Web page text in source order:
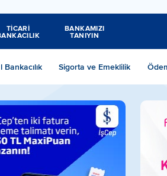
TİCARİ
BANKAMIZI
TANIYIN
Bankacılık Sigorta ve Emeklilik